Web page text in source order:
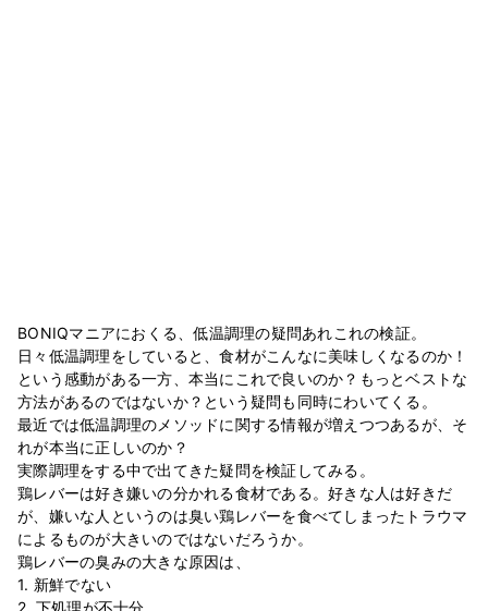
BONIQマニアにおくる、低温調理の疑問あれこれの検証。
日々低温調理をしていると、食材がこんなに美味しくなるのか！
という感動がある一方、本当にこれで良いのか？もっとベストな
方法があるのではないか？という疑問も同時にわいてくる。
最近では低温調理のメソッドに関する情報が増えつつあるが、そ
れが本当に正しいのか？
実際調理をする中で出てきた疑問を検証してみる。
鶏レバーは好き嫌いの分かれる食材である。好きな人は好きだ
が、嫌いな人というのは臭い鶏レバーを食べてしまったトラウマ
によるものが大きいのではないだろうか。
鶏レバーの臭みの大きな原因は、
1. 新鮮でない
2. 下処理が不十分